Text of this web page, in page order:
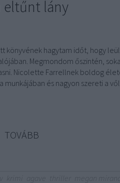
eltűnt lány
könyvének hagytam időt, hogy
Megmondom őszintén,
Nicolette ​​Farrellnek boldog
munkájában és nagyon szereti a
TOVÁBB